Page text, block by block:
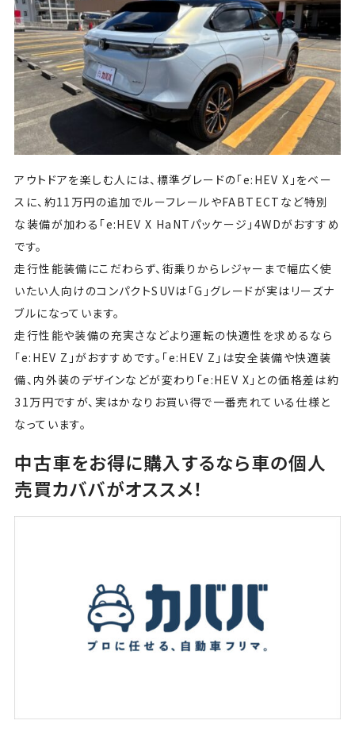
アウトドアを楽しむ人には、標準グレードの「e:HEV X」をベー
スに、約11万円の追加でルーフレールやFABTECTなど特別
な装備が加わる「e:HEV X HaNTパッケージ」4WDがおすすめ
です。
走行性能装備にこだわらず、街乗りからレジャーまで幅広く使
いたい人向けのコンパクトSUVは「G」グレードが実はリーズナ
ブルになっています。
走行性能や装備の充実さなどより運転の快適性を求めるなら
「e:HEV Z」がおすすめです。「e:HEV Z」は安全装備や快適装
備、内外装のデザインなどが変わり「e:HEV X」との価格差は約
31万円ですが、実はかなりお買い得で一番売れている仕様と
なっています。
中古車をお得に購入するなら車の個人
売買カババがオススメ！